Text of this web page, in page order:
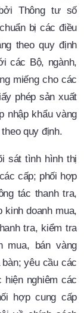
Thông tư số
bị các điều
theo quy định
các Bộ, ngành,
miếng cho các
phép sản xuất
nhập khẩu vàng
quy định.
sát tình hình thị
cấp; phối hợp
tác thanh tra,
kinh doanh mua,
tra, kiểm tra
mua, bán vàng
yêu cầu các
hiện nghiêm các
hợp cung cấp